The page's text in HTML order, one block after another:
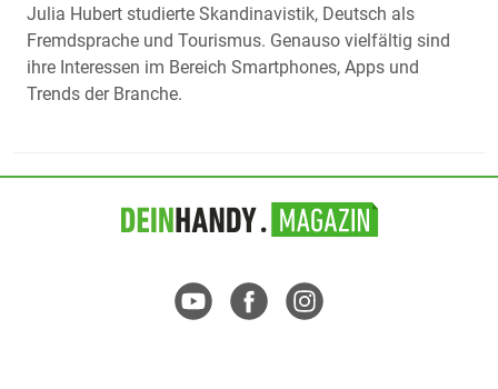
Julia Hubert studierte Skandinavistik, Deutsch als
Fremdsprache und Tourismus. Genauso vielfältig sind
ihre Interessen im Bereich Smartphones, Apps und
Trends der Branche.